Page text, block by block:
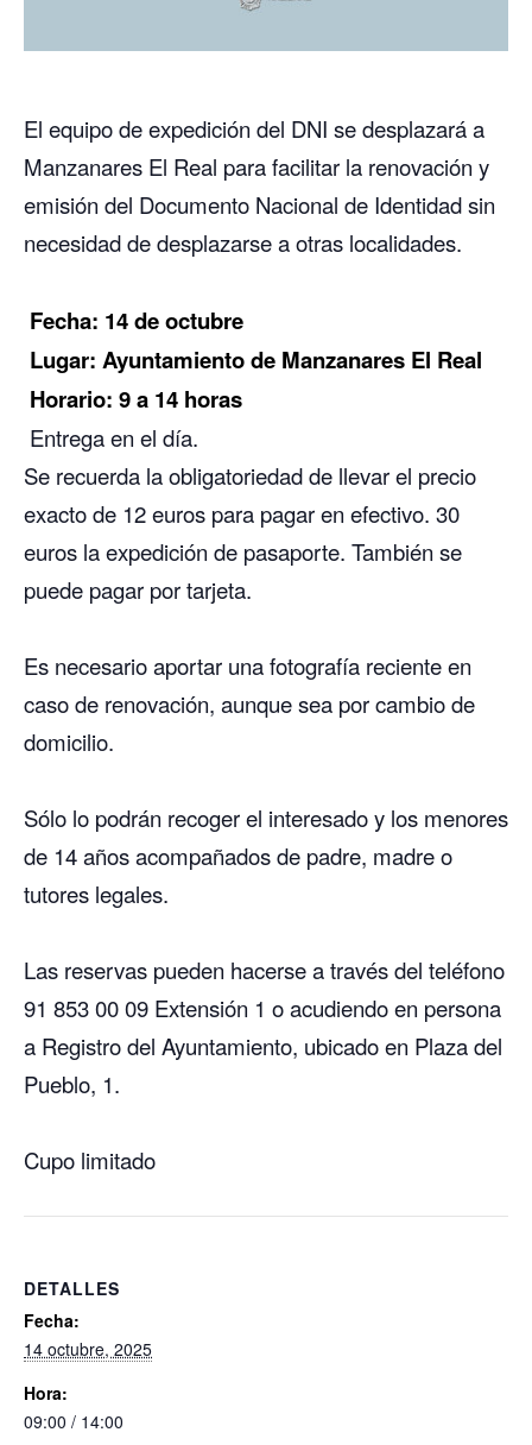
El equipo de expedición del DNI se desplazará a
Manzanares El Real para facilitar la renovación y
emisión del Documento Nacional de Identidad sin
necesidad de desplazarse a otras localidades.
Fecha: 14 de octubre
Lugar: Ayuntamiento de Manzanares El Real
Horario: 9 a 14 horas
Entrega en el día.
Se recuerda la obligatoriedad de llevar el precio
exacto de 12 euros para pagar en efectivo. 30
euros la expedición de pasaporte. También se
puede pagar por tarjeta.
Es necesario aportar una fotografía reciente en
caso de renovación, aunque sea por cambio de
domicilio.
Sólo lo podrán recoger el interesado y los menores
de 14 años acompañados de padre, madre o
tutores legales.
Las reservas pueden hacerse a través del teléfono
91 853 00 09 Extensión 1 o acudiendo en persona
a Registro del Ayuntamiento, ubicado en Plaza del
Pueblo, 1.
Cupo limitado
DETALLES
Fecha:
14 octubre, 2025
Hora:
09:00 / 14:00